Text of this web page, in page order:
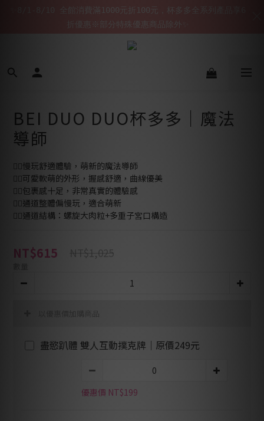
BEI DUO DUO杯多多｜魔法
導師
🧙‍♀️慢玩舒適體驗，萌新的魔法導師
🧙‍♀️可愛軟萌的外形，握感舒適，曲線優美
🧙‍♀️包裹感十足，非常真實的體驗感
🧙‍♀️通道整體偏慢玩，適合萌新
🧙‍♀️通道結構：螺旋大肉粒+多重子宮口構造
NT$615 NT$1,025
盡慾趴體 雙人互動撲克牌｜原價249元
優惠價 NT$199
✨8/1-8/10 全館消費滿1000元折100元，杯多多全系列產品享6
折優惠※部分特殊優惠商品除外✨